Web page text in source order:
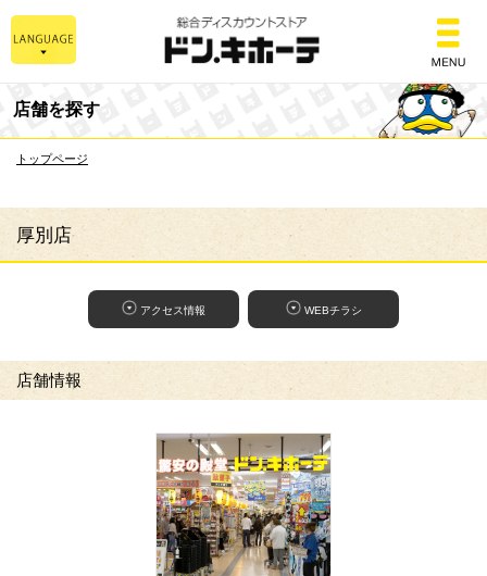
総合ディスカウント
店舗を探す
トップページ
厚別店
アクセス情報 WEBチラシ
店舗情報